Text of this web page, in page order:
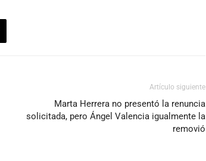
Artículo siguiente
Marta Herrera no presentó la renuncia
solicitada, pero Ángel Valencia igualmente la
removió